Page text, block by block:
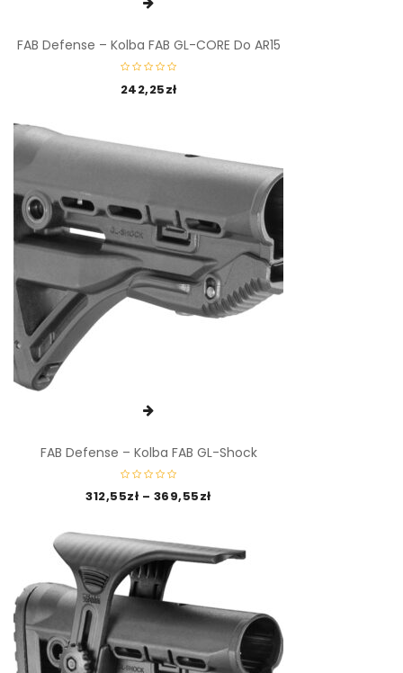
FAB Defense – Kolba FAB GL-CORE Do AR15
242,25zł
FAB Defense – Kolba FAB GL-Shock
312,55zł – 369,55zł